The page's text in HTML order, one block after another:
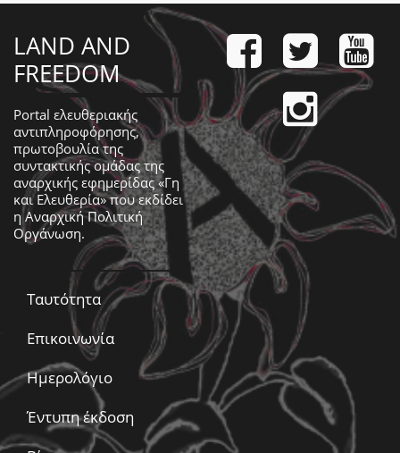
LAND AND
FREEDOM
Portal ελευθεριακής
αντιπληροφόρησης,
πρωτοβουλία της
συντακτικής ομάδας της
αναρχικής εφημερίδας «Γη
και Ελευθερία» που εκδίδει
ηΑναρχική Πολιτική
Οργάνωση.
Ταυτότητα
Επικοινωνία
Ημερολόγιο
Έντυπη έκδοση